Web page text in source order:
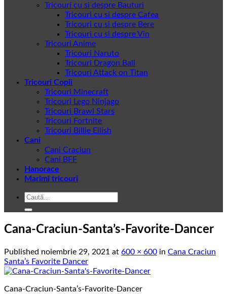
Tricouri cu si despre Bauturi
Tricouri cu si despre Cafea
Tricouri cu si despre Bere
Tricouri cu si despre Vin
Tricouri Anime
Tricouri Naruto
Tricouri Dragon Ball
Tricouri Attack on Titan
Tricouri Copii
Tricouri Minecraft
Tricouri Lego Ninjago
Tricouri Brawl Stars
Tricouri Fortnite
Tricouri Billie Eilish
Cani
Cani Craciun
Cani BFF
Hanorace
Marimi tricouri
Caută
Cana-Craciun-Santa’s-Favorite-Dancer
Published noiembrie 29, 2021 at 600 × 600 in Cana Craciun
Santa’s Favorite Dancer
Cana-Craciun-Santa’s-Favorite-Dancer